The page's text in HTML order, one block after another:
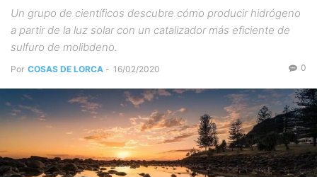
Un grupo de científicos descubre cómo producir hidrógeno
a partir de la luz solar con un catalizador más eficiente de
sulfuro de molibdeno.
Por COSAS DE LORCA - 16/02/2020 0